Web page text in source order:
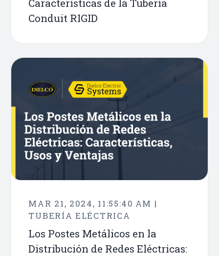
Características de la Tubería
Conduit RIGID
MAR 21, 2024, 11:55:40 AM |
TUBERÍA ELÉCTRICA
Los Postes Metálicos en la
Distribución de Redes Eléctricas: